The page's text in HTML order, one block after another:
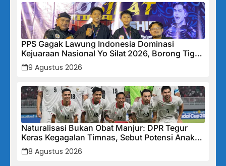
PPS Gagak Lawung Indonesia Dominasi
Kejuaraan Nasional Yo Silat 2026, Borong Tiga
Medali Emas
9 Agustus 2026
Naturalisasi Bukan Obat Manjur: DPR Tegur
Keras Kegagalan Timnas, Sebut Potensi Anak
Bangsa Terabaikan Demi “Jalan Pintas”
8 Agustus 2026